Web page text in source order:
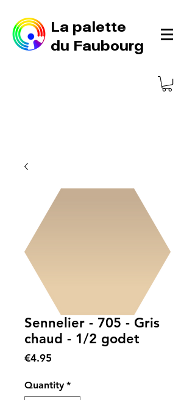
La palette
du Faubourg
Sennelier - 705 - Gris
chaud - 1/2 godet
€4.95
Quantity *